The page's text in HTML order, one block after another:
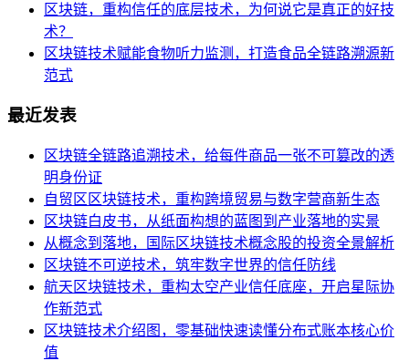
区块链，重构信任的底层技术，为何说它是真正的好技
术？
区块链技术赋能食物听力监测，打造食品全链路溯源新
范式
最近发表
区块链全链路追溯技术，给每件商品一张不可篡改的透
明身份证
自贸区区块链技术，重构跨境贸易与数字营商新生态
区块链白皮书，从纸面构想的蓝图到产业落地的实景
从概念到落地，国际区块链技术概念股的投资全景解析
区块链不可逆技术，筑牢数字世界的信任防线
航天区块链技术，重构太空产业信任底座，开启星际协
作新范式
区块链技术介绍图，零基础快速读懂分布式账本核心价
值